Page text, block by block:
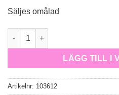
Säljes omålad
Sittandes tänkande groda mängd
LÄGG TILL I
Artikelnr: 103612